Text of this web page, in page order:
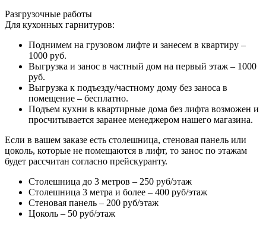
Разгрузочные работы
Для кухонных гарнитуров:
Поднимем на грузовом лифте и занесем в квартиру –
1000 руб.
Выгрузка и занос в частный дом на первый этаж – 1000
руб.
Выгрузка к подъезду/частному дому без заноса в
помещение – бесплатно.
Подъем кухни в квартирные дома без лифта возможен и
просчитывается заранее менеджером нашего магазина.
Если в вашем заказе есть столешница, стеновая панель или
цоколь, которые не помещаются в лифт, то занос по этажам
будет рассчитан согласно прейскуранту.
Столешница до 3 метров – 250 руб/этаж
Столешница 3 метра и более – 400 руб/этаж
Стеновая панель – 200 руб/этаж
Цоколь – 50 руб/этаж